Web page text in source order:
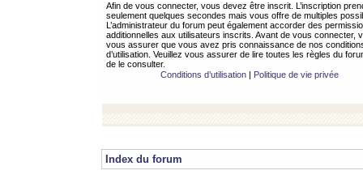
Afin de vous connecter, vous devez être inscrit. L’inscription
seulement quelques secondes mais vous offre de multiples
L’administrateur du forum peut également accorder des
additionnelles aux utilisateurs inscrits. Avant de vous connecter,
vous assurer que vous avez pris connaissance de nos
d’utilisation. Veuillez vous assurer de lire toutes les règles du
de le consulter.
Conditions d’utilisation| Politique de vie privée
Index du forum